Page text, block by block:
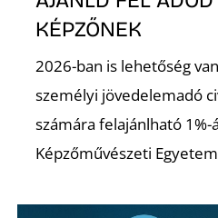
KÉPZŐNEK
2026-ban is lehetőség
személyi jövedelemadó
számára felajánlható 1%-
Képzőművészeti